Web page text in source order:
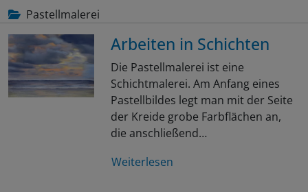
Pastellmalerei
Arbeiten in Schichten
Die Pastellmalerei ist eine
Schichtmalerei. Am Anfang eines
Pastellbildes legt man mit der Seite
der Kreide grobe Farbflächen an,
die anschließend…
Weiterlesen